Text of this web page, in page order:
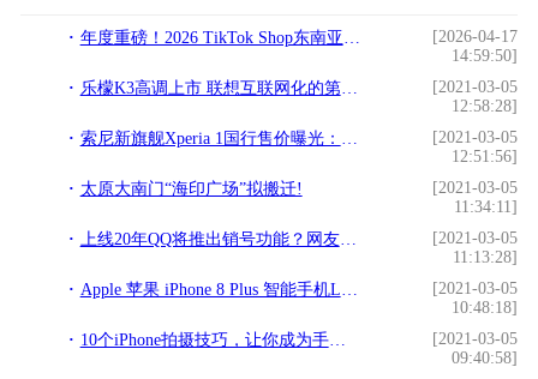
年度重磅！2026 TikTok Shop东南亚跨境电商年度峰会定档5月22日，带你跑出全新加速度
[2026-04-17
14:59:50]
乐檬K3高调上市 联想互联网化的第一步!
[2021-03-05
12:58:28]
索尼新旗舰Xperia 1国行售价曝光：6299元人民币!
[2021-03-05
12:51:56]
太原大南门“海印广场”拟搬迁!
[2021-03-05
11:34:11]
上线20年QQ将推出销号功能？网友：承载了整个青春，不会卸载!
[2021-03-05
11:13:28]
Apple 苹果 iPhone 8 Plus 智能手机Lightning转接线音质测评报告 [Soomal]!
[2021-03-05
10:48:18]
10个iPhone拍摄技巧，让你成为手机摄影大师!
[2021-03-05
09:40:58]